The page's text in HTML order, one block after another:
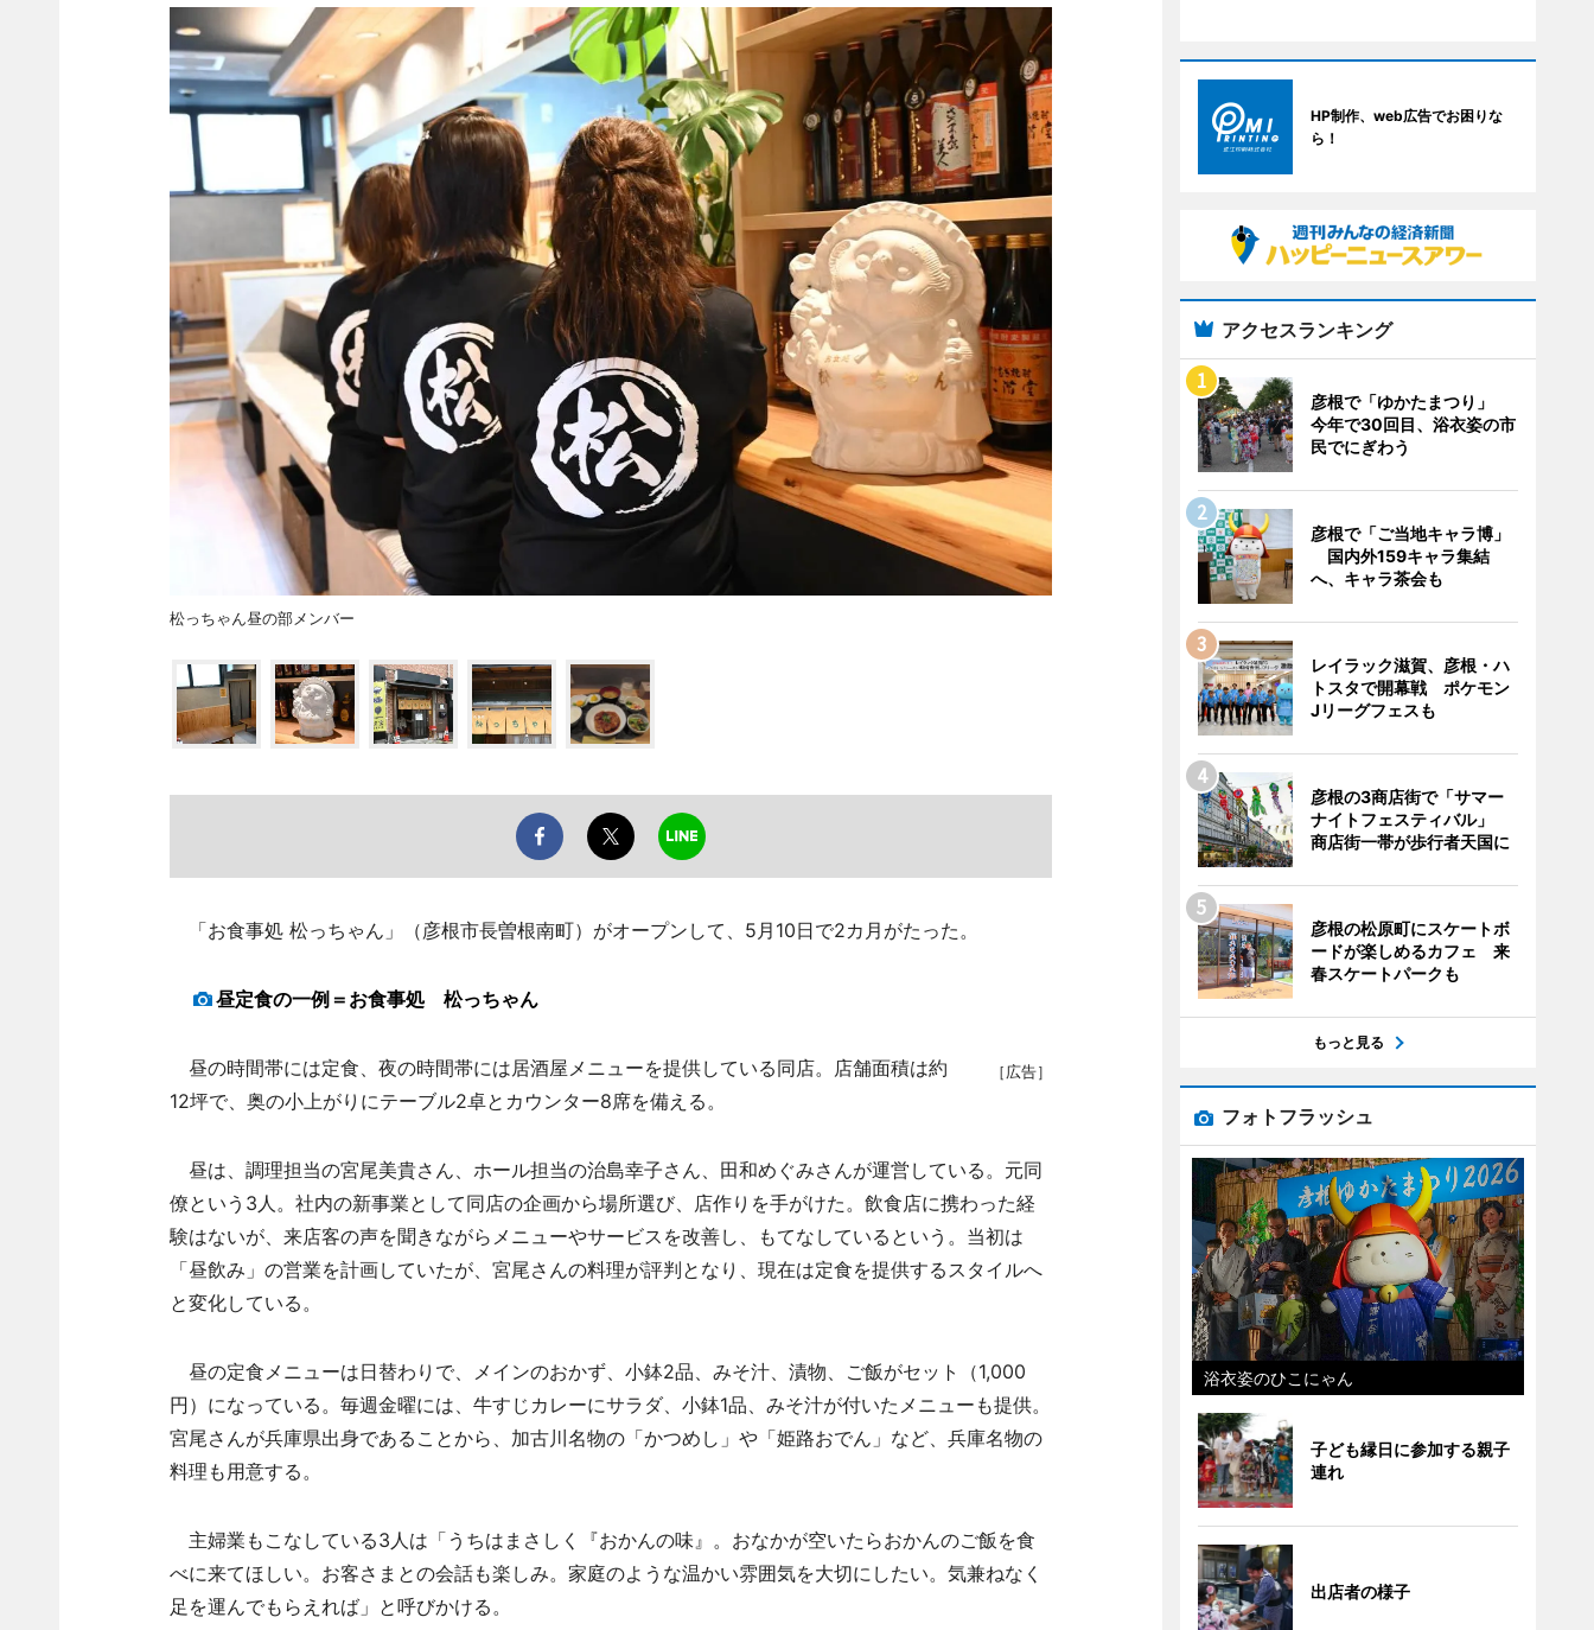
松っちゃん昼の部メンバー
「お食事処 松っちゃん」（彦根市長曽根南町）がオープンして、5月10日で2カ月がたった。
昼定食の一例＝お食事処 松っちゃん
［広告］
昼の時間帯には定食、夜の時間帯には居酒屋メニューを提供している同店。店舗面積は約
12坪で、奥の小上がりにテーブル2卓とカウンター8席を備える。
昼は、調理担当の宮尾美貴さん、ホール担当の治島幸子さん、田和めぐみさんが運営している。元同
僚という3人。社内の新事業として同店の企画から場所選び、店作りを手がけた。飲食店に携わった経
験はないが、来店客の声を聞きながらメニューやサービスを改善し、もてなしているという。当初は
「昼飲み」の営業を計画していたが、宮尾さんの料理が評判となり、現在は定食を提供するスタイルへ
と変化している。
昼の定食メニューは日替わりで、メインのおかず、小鉢2品、みそ汁、漬物、ご飯がセット（1,000
円）になっている。毎週金曜には、牛すじカレーにサラダ、小鉢1品、みそ汁が付いたメニューも提供。
宮尾さんが兵庫県出身であることから、加古川名物の「かつめし」や「姫路おでん」など、兵庫名物の
料理も用意する。
主婦業もこなしている3人は「うちはまさしく『おかんの味』。おなかが空いたらおかんのご飯を食
べに来てほしい。お客さまとの会話も楽しみ。家庭のような温かい雰囲気を大切にしたい。気兼ねなく
足を運んでもらえれば」と呼びかける。
HP制作、web広告でお困りな
ら！
アクセスランキング
彦根で「ゆかたまつり」
今年で30回目、浴衣姿の市
民でにぎわう
彦根で「ご当地キャラ博」
国内外159キャラ集結
へ、キャラ茶会も
レイラック滋賀、彦根・ハ
トスタで開幕戦 ポケモン
Jリーグフェスも
彦根の3商店街で「サマー
ナイトフェスティバル」
商店街一帯が歩行者天国に
彦根の松原町にスケートボ
ードが楽しめるカフェ 来
春スケートパークも
もっと見る
フォトフラッシュ
浴衣姿のひこにゃん
子ども縁日に参加する親子
連れ
出店者の様子